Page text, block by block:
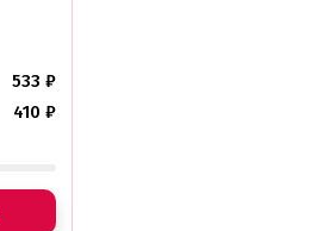
533 ₽
410 ₽